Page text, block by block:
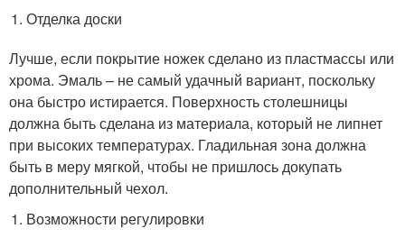
Отделка доски
Лучше, если покрытие ножек сделано из пластмассы или
хрома. Эмаль – не самый удачный вариант, поскольку
она быстро истирается. Поверхность столешницы
должна быть сделана из материала, который не липнет
при высоких температурах. Гладильная зона должна
быть в меру мягкой, чтобы не пришлось докупать
дополнительный чехол.
Возможности регулировки